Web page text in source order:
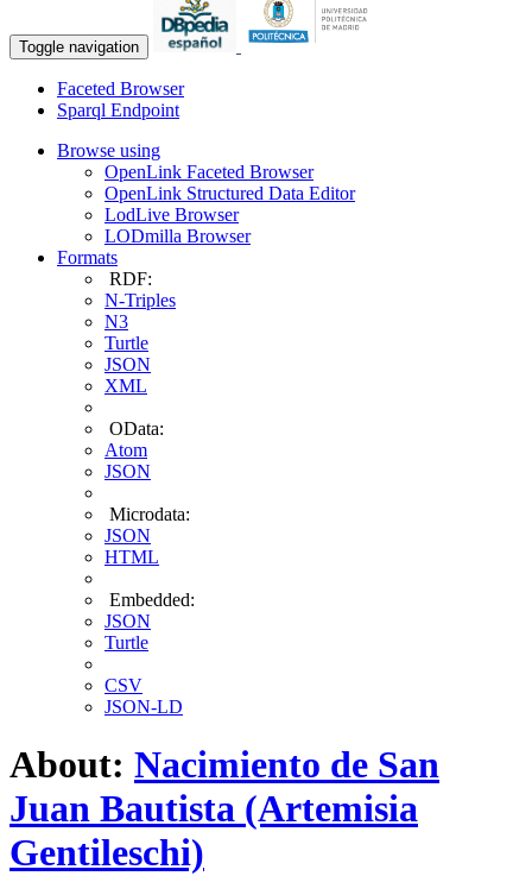
Toggle navigation
Faceted Browser
Sparql Endpoint
Browse using
OpenLink Faceted Browser
OpenLink Structured Data Editor
LodLive Browser
LODmilla Browser
Formats
RDF:
N-Triples
N3
Turtle
JSON
XML
OData:
Atom
JSON
Microdata:
JSON
HTML
Embedded:
JSON
Turtle
CSV
JSON-LD
About: Nacimiento de San
Juan Bautista (Artemisia
Gentileschi)